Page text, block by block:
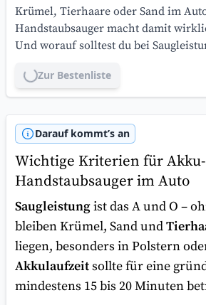
Krümel, Tierhaare oder Sand im
Handstaubsauger macht damit
Und worauf solltest du bei
Lade...
Zur Bestenliste
Darauf kommt’s an
Wichtige Kriterien für Akku-
Handstaubsauger im Auto
Saugleistungist das A und O –
bleiben Krümel, Sand und
liegen, besonders in Polstern
Akkulaufzeitsollte für eine
mindestens 15 bis 20 Minuten